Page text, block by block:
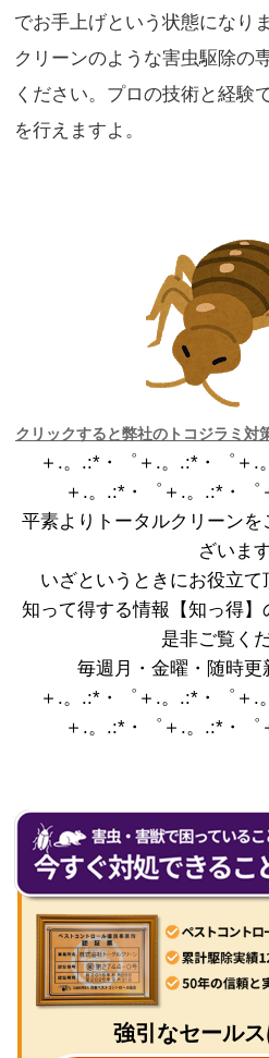
でお手上げという状態になり
クリーンのような害虫駆除の
ください。プロの技術と経験
を行えますよ。
クリックすると弊社のトコジラミ対
＋.。.:*・゜＋.。.:*・゜＋.
＋.。.:*・゜＋.。.:*・゜
平素よりトータルクリーン
ざいます
いざというときにお役立
知って得する情報【知っ得】
是非ご覧く
毎週月・金曜・随時
＋.。.:*・゜＋.。.:*・゜＋.
＋.。.:*・゜＋.。.:*・゜
強引なセール